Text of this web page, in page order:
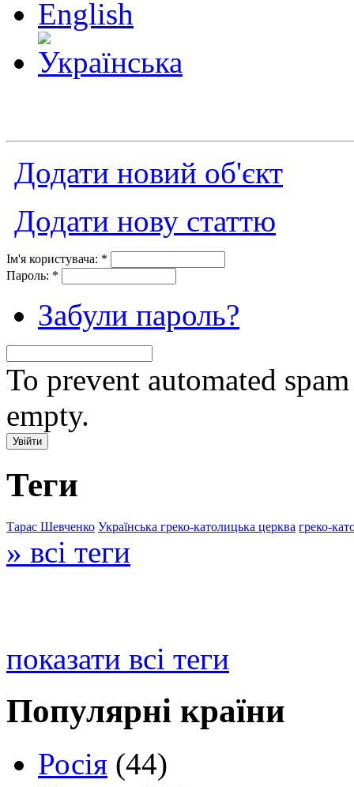
Додати новий об'єкт
Додати нову статтю
Ім'я користувача: *
Пароль: *
Забули пароль?
To prevent automated
empty.
Теги
Тарас Шевченко Українська греко-католицька церква греко-
» всі теги
показати всі теги
Популярні країни
Росія (44)